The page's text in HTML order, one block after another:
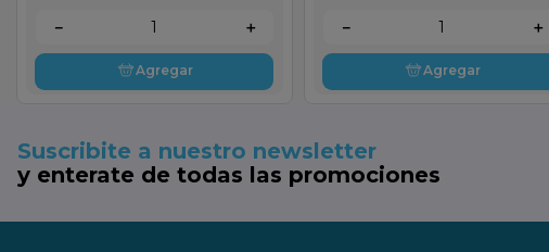
＋
－
Agregar
＋
－
Agregar
Suscribite a nuestro newsletter
y enterate de todas las promociones